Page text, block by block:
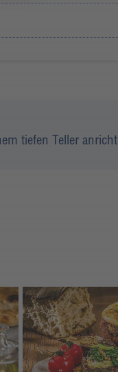
tiefen Teller